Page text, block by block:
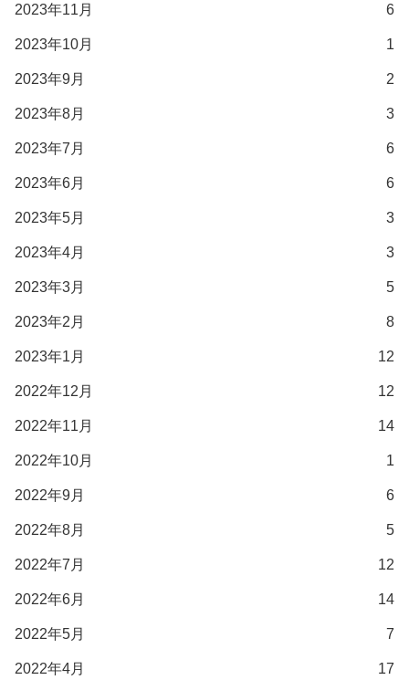
2023年11月 6
2023年10月 1
2023年9月 2
2023年8月 3
2023年7月 6
2023年6月 6
2023年5月 3
2023年4月 3
2023年3月 5
2023年2月 8
2023年1月 12
2022年12月 12
2022年11月 14
2022年10月 1
2022年9月 6
2022年8月 5
2022年7月 12
2022年6月 14
2022年5月 7
2022年4月 17